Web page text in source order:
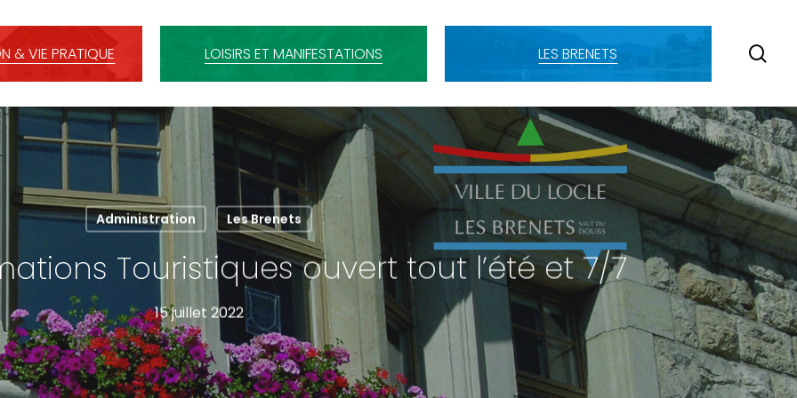
pour fermer
& VIE PRATIQUE LOISIRS ET MANIFESTATIONS LES BRENETS
Administration Les Brenets
Touristiques ouvert tout l’été et 7/7
15 juillet 2022